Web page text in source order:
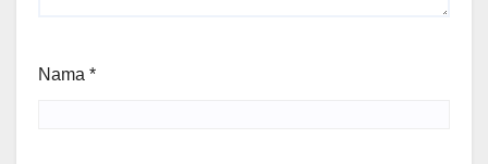
Nama *